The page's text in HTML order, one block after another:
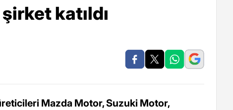
katıldı
Mazda Motor, Suzuki Motor,